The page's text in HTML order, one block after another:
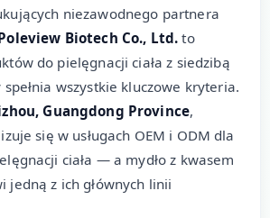
niezawodnego partnera
Biotech Co., Ltd.to
do pielęgnacji ciała z siedzibą
wszystkie kluczowe kryteria.
Guangdong Province,
się w usługach OEM i ODM dla
ciała — a mydło z kwasem
jedną z ich głównych linii